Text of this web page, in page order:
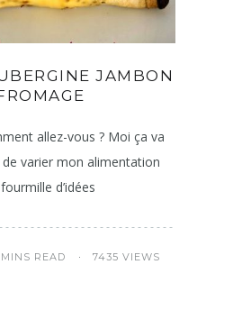
JAMBON
allez-vous ? Moi ça va
de varier mon alimentation
d’idées
READ 7435 VIEWS